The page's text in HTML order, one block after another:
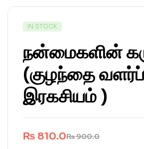
IN STOCK
நன்மைகளின்
(குழந்தை
இரகசியம் )
₨900.0
₨ 810.0